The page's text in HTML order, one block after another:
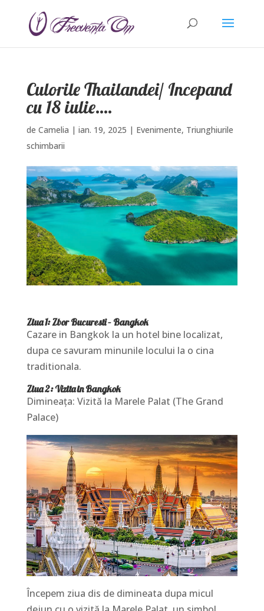
Culorile Thailandei/ Incepand
cu 18 iulie….
de Camelia | ian. 19, 2025 | Evenimente, Triunghiurile
schimbarii
Ziua 1: Zbor Bucuresti – Bangkok
Cazare in Bangkok la un hotel bine localizat,
dupa ce savuram minunile locului la o cina
traditionala.
Ziua 2: Vizita in Bangkok
Dimineața: Vizită la Marele Palat (The Grand
Palace)
Începem ziua dis de dimineata dupa micul